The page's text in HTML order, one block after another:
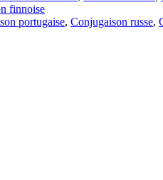
finnoise
portugaise, Conjugaison russe,